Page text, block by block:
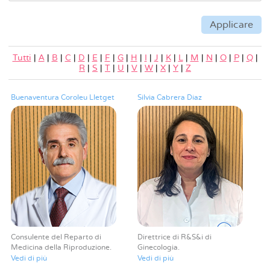
Tutti | A| B | C | D | E | F | G| H | I | J | K| L| M | N | O| P| Q|
R | S | T | U | V | W | X | Y | Z
Buenaventura Coroleu Lletget
Consulente del Reparto di
Medicina della Riproduzione
Vedi di più
Silvia Cabrera Díaz
Direttrice di R&S&i di
Ginecologia
Vedi di più